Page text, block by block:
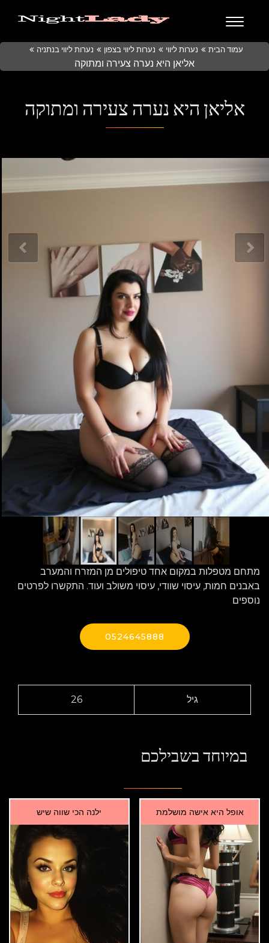
עמוד הבית נערות ליווי נערות ליווי בצפון נערות ליווי בנתניה
אליאן היא נערה צעירה ומתוקה
אליאן היא נערה צעירה ומתוקה
מתחם מטפלות במקום אחד טיפולים מן המזרח והמערב
באבנים חמות, עיסוי שוודי, עיסוי משולב ועוד. התקשרו לפרטים
נוספים
0524645888
26 גיל
במיוחד בשבילכם
אופל היא אישה מושלמת ילנה הכי שווה שיש